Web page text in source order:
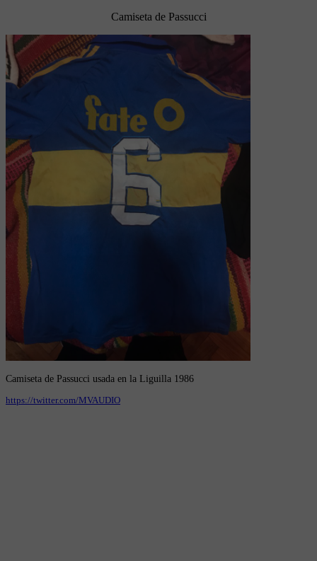
Camiseta de Passucci
Camiseta de Passucci usada en la Liguilla 1986
https://twitter.com/MVAUDIO